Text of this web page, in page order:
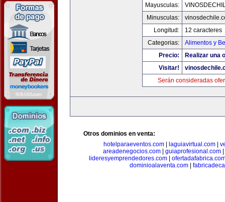
Mayusculas:
Minusculas:
Longitud:
12 caracteres
Categorias:
Alimentos y
Precio:
Realizar una
Visitar!
Serán consideradas
Otros dominios en venta:
hotelparaeventos.com
laguiavirtual.com
areadenegocios.com
guiaprofesional.com
lideresyemprendedores.com
dominioalaventa.com|